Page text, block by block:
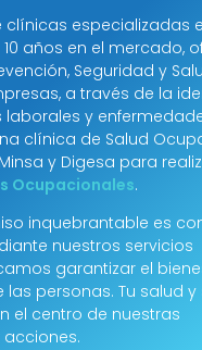
clínicas especializadas
años en el mercado,
Seguridad y
a través de la
y
clínica de Salud
y Digesa para
Ocupacionales.
inquebrantable es
nuestros servicios
garantizar el
personas. Tu salud
el centro de nuestras